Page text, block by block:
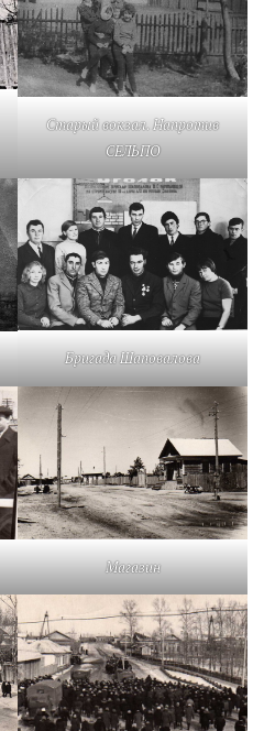
Старый вокзал. Напротив
СЕЛЬПО
Бригада Шаповалова
Магазин